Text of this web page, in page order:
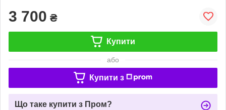
3 700 ₴
Купити
або
Купити з
Що таке купити з Пром?